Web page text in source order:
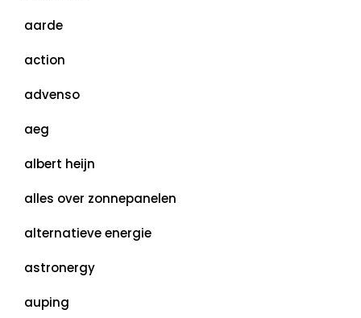
aarde
action
advenso
aeg
albert heijn
alles over zonnepanelen
alternatieve energie
astronergy
auping